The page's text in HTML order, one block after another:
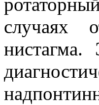
случаях
нистагма.